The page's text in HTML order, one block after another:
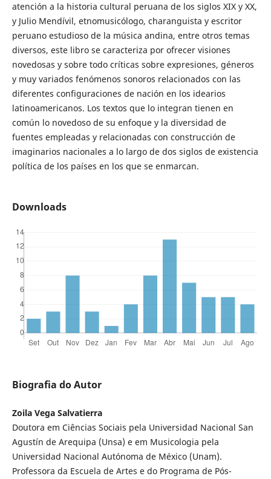
atención a la historia cultural peruana de los siglos XIX y XX,
y Julio Mendívil, etnomusicólogo, charanguista y escritor
peruano estudioso de la música andina, entre otros temas
diversos, este libro se caracteriza por ofrecer visiones
novedosas y sobre todo críticas sobre expresiones, géneros
y muy variados fenómenos sonoros relacionados con las
diferentes configuraciones de nación en los idearios
latinoamericanos. Los textos que lo integran tienen en
común lo novedoso de su enfoque y la diversidad de
fuentes empleadas y relacionadas con construcción de
imaginarios nacionales a lo largo de dos siglos de existencia
política de los países en los que se enmarcan.
Downloads
Biografia do Autor
Zoila Vega Salvatierra
Doutora em Ciências Sociais pela Universidad Nacional San
Agustín de Arequipa (Unsa) e em Musicologia pela
Universidad Nacional Autónoma de México (Unam).
Professora da Escuela de Artes e do Programa de Pós-